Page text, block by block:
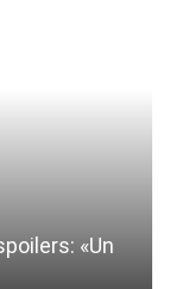
«Un